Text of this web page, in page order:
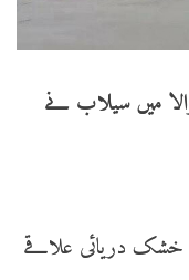
میں سیلاب نے
خشک دریائی علاقے